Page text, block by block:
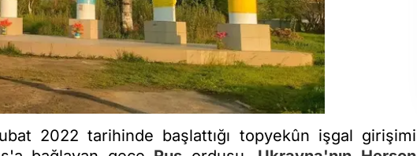
2022 tarihinde başlattığı topyekûn işgal girişimi